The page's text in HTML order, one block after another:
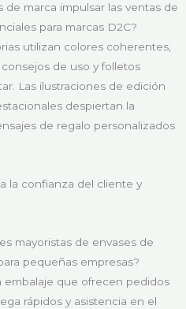
de marca impulsar las ventas de
para marcas D2C?
utilizan colores coherentes,
de uso y folletos
Las ilustraciones de edición
despiertan la
de regalo personalizados
la confianza del cliente y
mayoristas de envases de
pequeñas empresas?
embalaje que ofrecen pedidos
rápidos y asistencia en el